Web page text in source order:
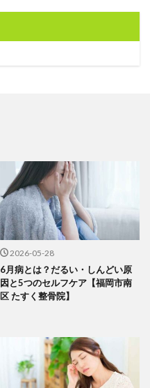
2026-05-28
6月病とは？だるい・しんどい原
因と5つのセルフケア【福岡市南
区 たすく整骨院】